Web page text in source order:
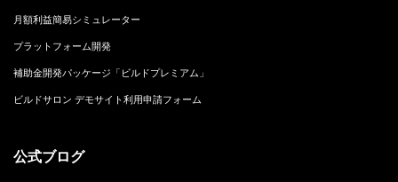
月額利益簡易シミュレーター
プラットフォーム開発
補助金開発パッケージ「ビルドプレミアム」
ビルドサロン デモサイト利用申請フォーム
公式ブログ